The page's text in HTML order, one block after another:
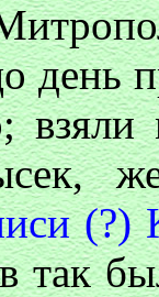
день
(?)
так